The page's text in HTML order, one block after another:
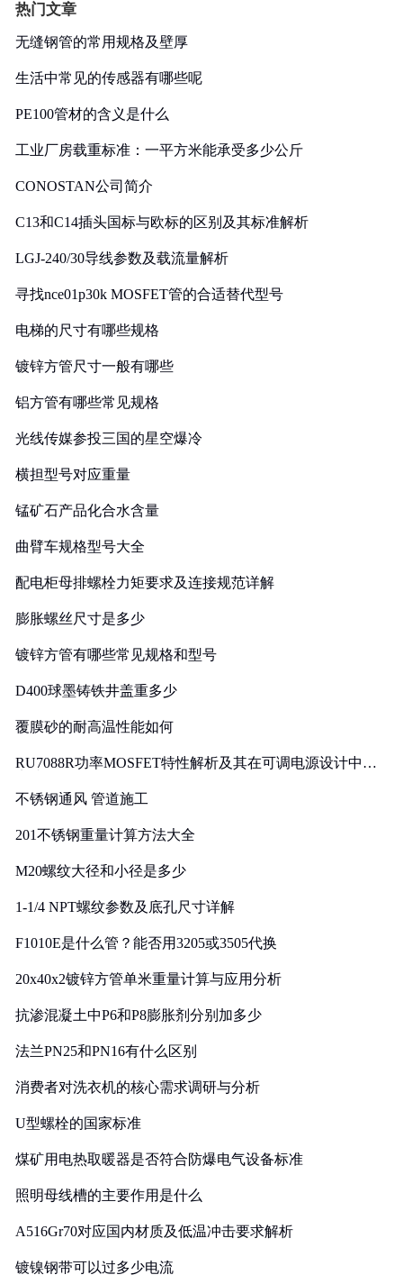
热门文章
无缝钢管的常用规格及壁厚
生活中常见的传感器有哪些呢
PE100管材的含义是什么
工业厂房载重标准：一平方米能承受多少公斤
CONOSTAN公司简介
C13和C14插头国标与欧标的区别及其标准解析
LGJ-240/30导线参数及载流量解析
寻找nce01p30k MOSFET管的合适替代型号
电梯的尺寸有哪些规格
镀锌方管尺寸一般有哪些
铝方管有哪些常见规格
光线传媒参投三国的星空爆冷
横担型号对应重量
锰矿石产品化合水含量
曲臂车规格型号大全
配电柜母排螺栓力矩要求及连接规范详解
膨胀螺丝尺寸是多少
镀锌方管有哪些常见规格和型号
D400球墨铸铁井盖重多少
覆膜砂的耐高温性能如何
RU7088R功率MOSFET特性解析及其在可调电源设计中的
不锈钢通风 管道施工
201不锈钢重量计算方法大全
M20螺纹大径和小径是多少
1-1/4 NPT螺纹参数及底孔尺寸详解
F1010E是什么管？能否用3205或3505代换
20x40x2镀锌方管单米重量计算与应用分析
抗渗混凝土中P6和P8膨胀剂分别加多少
法兰PN25和PN16有什么区别
消费者对洗衣机的核心需求调研与分析
U型螺栓的国家标准
煤矿用电热取暖器是否符合防爆电气设备标准
照明母线槽的主要作用是什么
A516Gr70对应国内材质及低温冲击要求解析
镀镍钢带可以过多少电流